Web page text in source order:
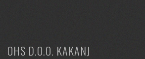
OHS D.O.O. KAKANJ